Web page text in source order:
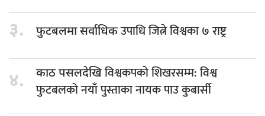
३. फुटबलमा सर्वाधिकउपाधि जित्ने विश्वका ७ राष्ट्र
४. काठ पसलदेखिविश्वकपको शिखरसम्म: विश्व
फुटबलको नयाँ पुस्ताका नायक पाउ कुबार्सी